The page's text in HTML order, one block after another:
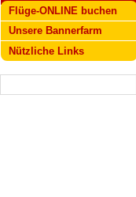
Flüge-ONLINE buchen
Unsere Bannerfarm
Nützliche Links